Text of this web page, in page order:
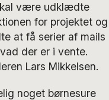
være udklædte
for projektet og
at få serier af mails
der er i vente.
Lars Mikkelsen.
noget børnesure